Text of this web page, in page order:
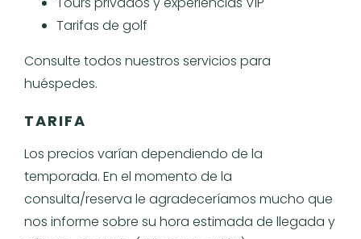
Tarifas de golf
Consulte todos nuestros servicios para
huéspedes.
TARIFA
Los precios varían dependiendo de la
temporada. En el momento de la
consulta/reserva le agradeceríamos mucho que
nos informe sobre su hora estimada de llegada y